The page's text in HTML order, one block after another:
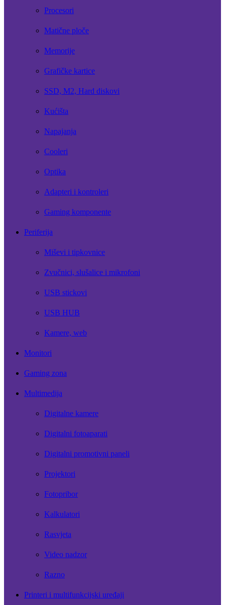
Procesori
Matične ploče
Memorije
Grafičke kartice
SSD, M2, Hard diskovi
Kućišta
Napajanja
Cooleri
Optika
Adapteri i kontroleri
Gaming komponente
Periferija
Miševi i tipkovnice
Zvučnici, slušalice i mikrofoni
USB stickovi
USB HUB
Kamere, web
Monitori
Gaming zona
Multimedija
Digitalne kamere
Digitalni fotoaparati
Digitalni promotivni paneli
Projektori
Fotopribor
Kalkulatori
Rasvjeta
Video nadzor
Razno
Printeri i multifunkcijski uređaji